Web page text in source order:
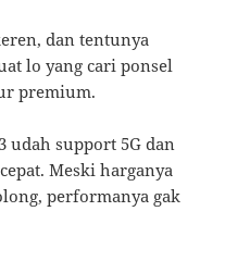
dan tentunya
lo yang cari ponsel
premium.
udah support 5G dan
Meski harganya
performanya gak